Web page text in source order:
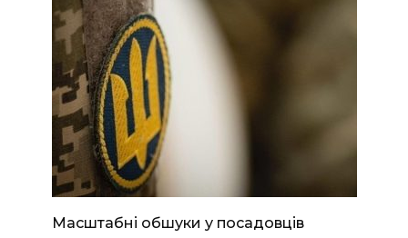
Масштабні обшуки у посадовців